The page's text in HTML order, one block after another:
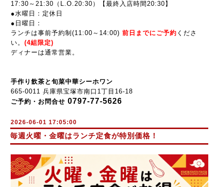
17:30～21:30 （L.O.20:30）【最終入店時間20:30】
●水曜日：定休日
● 日曜日：
ランチは事前予約制(11:00～14:00) 前 日までにご予約 くださ
い。 (4組限定)
ディナーは通常営業。
手作り飲茶と旬菜中華シーホワン
665-0011 兵庫県宝塚市南口1丁目16-18
ご予約・お問合せ 0797-77-5626
2026-06-01 17:05:00
毎週火曜・金曜はランチ定食が特別価格！